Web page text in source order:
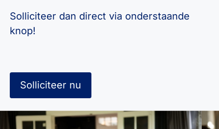
Solliciteer dan direct via onderstaande
knop!
Solliciteer nu